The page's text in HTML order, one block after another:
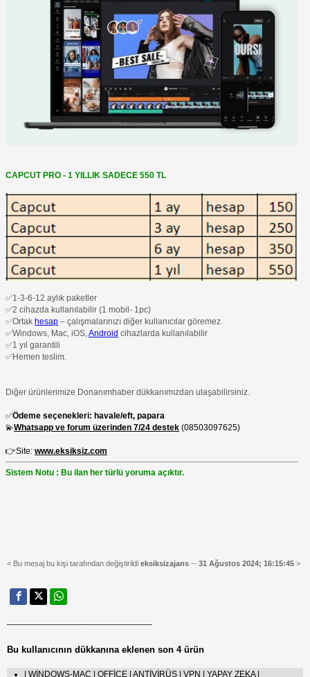
CAPCUT PRO - 1 YILLIK SADECE 550 TL
✅1-3-6-12 aylık paketler
✅2 cihazda kullanılabilir (1 mobil- 1pc)
✅Ortak hesap – çalışmalarınızı diğer kullanıcılar göremez.
✅Windows, Mac, iOS,Android cihazlarda kullanılabilir
✅1 yıl garantili
✅Hemen teslim.
Diğer ürünlerimize Donanımhaber dükkanımızdan ulaşabilirsiniz.
✅Ödeme seçenekleri: havale/eft, papara
💫Whatsapp ve forum üzerinden 7/24 destek (08503097625)
👉Site: www.eksiksiz.com
Sistem Notu : Bu ilan her türlü yoruma açıktır.
< Bu mesaj bu kişi tarafından değiştirildi eksiksizajans -- 31 Ağustos 2024; 16:15:45 >
Bu kullanıcının dükkanına eklenen son 4 ürün
| WİNDOWS-MAC | OFFİCE | ANTİVİRÜS | VPN | YAPAY ZEKA |